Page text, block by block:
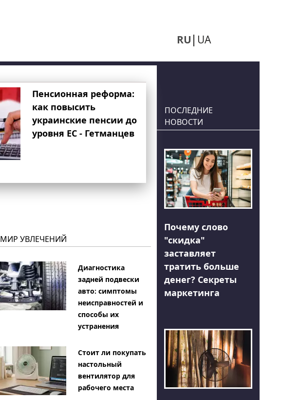
RU UA
Пенсионная реформа:
как повысить
украинские пенсии до
уровня ЕС - Гетманцев
МИР УВЛЕЧЕНИЙ
Диагностика
задней подвески
авто: симптомы
неисправностей и
способы их
устранения
Стоит ли покупать
настольный
вентилятор для
рабочего места
ПОСЛЕДНИЕ
НОВОСТИ
Почему слово
"скидка"
заставляет
тратить больше
денег? Секреты
маркетинга